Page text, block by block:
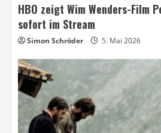
HBO zeigt Wim Wenders-Film
sofort im Stream
Simon Schröder 5. Mai 2026